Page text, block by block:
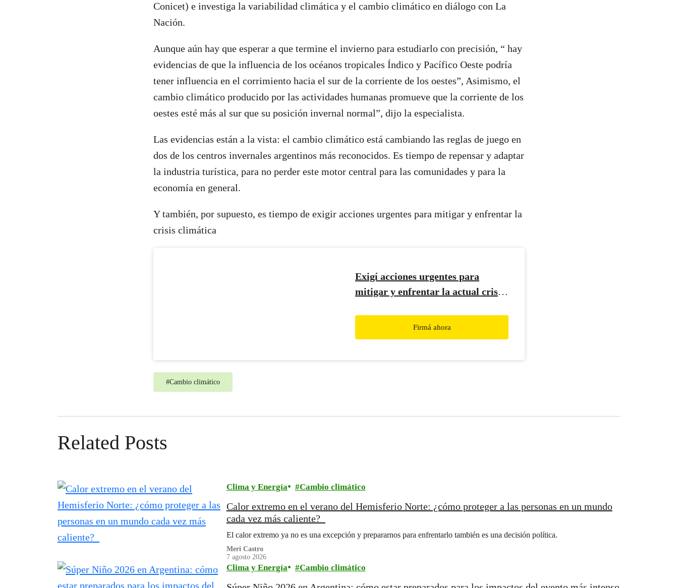
Conicet) e investiga la variabilidad climática y el cambio climático en diálogo con La
Nación.
Aunque aún hay que esperar a que termine el invierno para estudiarlo con precisión, “ hay
evidencias de que la influencia de los océanos tropicales Índico y Pacífico Oeste podría
tener influencia en el corrimiento hacia el sur de la corriente de los oestes”, Asimismo, el
cambio climático producido por las actividades humanas promueve que la corriente de los
oestes esté más al sur que su posición invernal normal”, dijo la especialista.
Las evidencias están a la vista: el cambio climático está cambiando las reglas de juego en
dos de los centros invernales argentinos más reconocidos. Es tiempo de repensar y adaptar
la industria turística, para no perder este motor central para las comunidades y para la
economía en general.
Y también, por supuesto, es tiempo de exigir acciones urgentes para mitigar y enfrentar la
crisis climática
Exigí acciones urgentes para
mitigar y enfrentar la actual crisis
Firmá ahora
#Cambio climático
Related Posts
Clima y Energía Cambio climático
Calor extremo en el verano del Hemisferio Norte: ¿cómo proteger a las personas en un mundo
cada vez más caliente?
El calor extremo ya no es una excepción y prepararnos para enfrentarlo también es una decisión política.
Meri Castro
7 agosto 2026
Clima y Energía Cambio climático